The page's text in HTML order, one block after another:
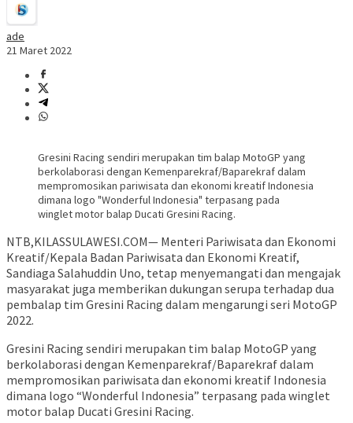
ade
21 Maret 2022
Gresini Racing sendiri merupakan tim balap MotoGP yang
berkolaborasi dengan Kemenparekraf/Baparekraf dalam
mempromosikan pariwisata dan ekonomi kreatif Indonesia
dimana logo "Wonderful Indonesia" terpasang pada
winglet motor balap Ducati Gresini Racing.
NTB,KILASSULAWESI.COM— Menteri Pariwisata dan Ekonomi
Kreatif/Kepala Badan Pariwisata dan Ekonomi Kreatif,
Sandiaga Salahuddin Uno, tetap menyemangati dan mengajak
masyarakat juga memberikan dukungan serupa terhadap dua
pembalap tim Gresini Racing dalam mengarungi seri MotoGP
2022.
Gresini Racing sendiri merupakan tim balap MotoGP yang
berkolaborasi dengan Kemenparekraf/Baparekraf dalam
mempromosikan pariwisata dan ekonomi kreatif Indonesia
dimana logo “Wonderful Indonesia” terpasang pada winglet
motor balap Ducati Gresini Racing.